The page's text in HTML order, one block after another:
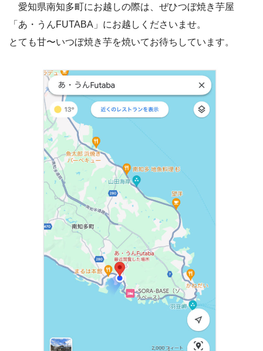
愛知県南知多町にお越しの際は、ぜひつぼ焼き芋屋
「あ・うんFUTABA」にお越しくださいませ。
とても甘〜いつぼ焼き芋を焼いてお待ちしています。